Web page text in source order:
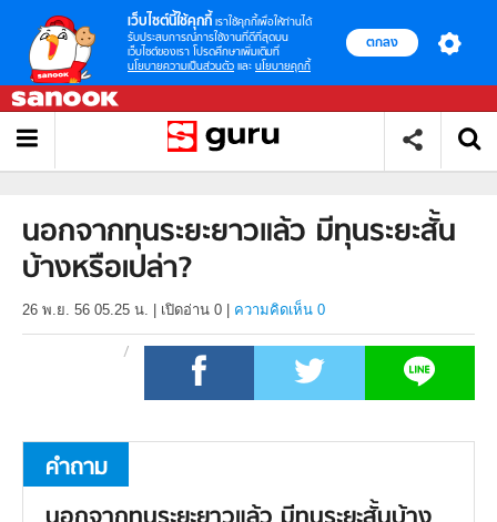
เว็บไซต์นี้ใช้คุกกี้ เราใช้คุกกี้เพื่อให้ท่านได้
รับประสบการณ์การใช้งานที่ดีที่สุดบน
เว็บไซต์ของเรา โปรดศึกษาเพิ่มเติมที่
นโยบายความเป็นส่วนตัว และ นโยบายคุกกี้
ตกลง
นอกจากทุนระยะยาวแล้ว มีทุนระยะสั้น
บ้างหรือเปล่า?
26 พ.ย. 56 05.25 น. เปิดอ่าน 0 ความคิดเห็น 0
คำถาม